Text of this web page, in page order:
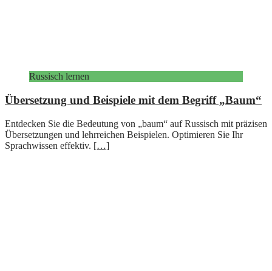
Russisch lernen
Übersetzung und Beispiele mit dem Begriff „Baum“
Entdecken Sie die Bedeutung von „baum“ auf Russisch mit präzisen
Übersetzungen und lehrreichen Beispielen. Optimieren Sie Ihr
Sprachwissen effektiv. […]